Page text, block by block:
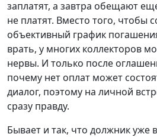
заплатят, а завтра обещают
не платят. Вместо того, чтобы
объективный график
врать, у многих коллекторов
нервы. И только после
почему нет оплат может
диалог, поэтому на личной
сразу правду.
Бывает и так, что должник уже